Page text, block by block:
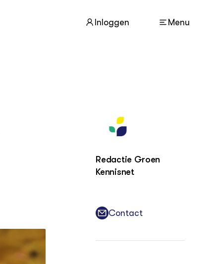
Inloggen Menu
LEREN
Redactie Groen
Kennisnet
Contact